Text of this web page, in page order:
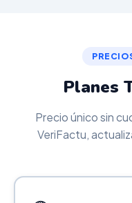
Planes
Precio único sin
VeriFactu,